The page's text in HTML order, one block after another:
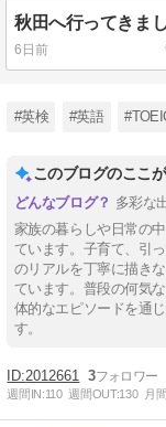
秋田へ行ってきま
6日前
#英検 #英語
このブログのここ
多彩な
家族の暮らしや日常の
ています。子育て、引
のリアルを丁寧に描き
ています。普段の何気
体的なエピソードを通
す。
2012661 3
週間IN:110 週間OUT:130 月